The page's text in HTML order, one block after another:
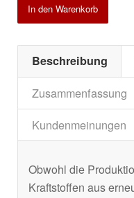
In den Warenkorb
Beschreibung
Zusammenfassung
Kundenmeinungen
Obwohl die
Kraftstoffen aus